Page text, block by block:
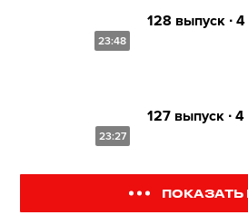
23:48
128 выпуск ∙
23:27
127 выпуск ∙
ПОКАЗАТЬ